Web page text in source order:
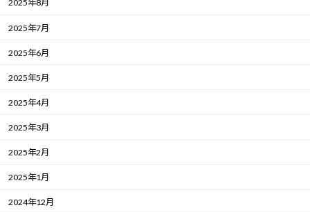
2025年8月
2025年7月
2025年6月
2025年5月
2025年4月
2025年3月
2025年2月
2025年1月
2024年12月